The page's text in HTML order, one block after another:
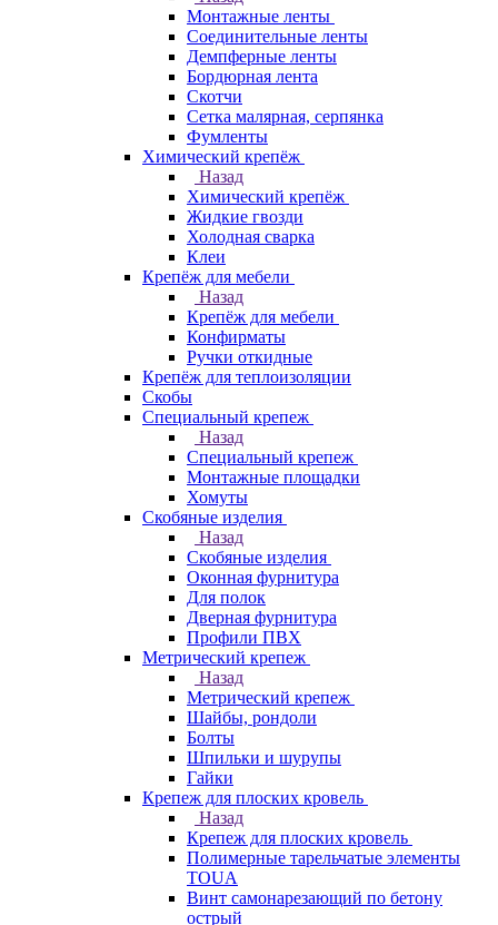
Монтажные ленты
Соединительные ленты
Демпферные ленты
Бордюрная лента
Скотчи
Сетка малярная, серпянка
Фумленты
Химический крепёж
Назад
Химический крепёж
Жидкие гвозди
Холодная сварка
Клеи
Крепёж для мебели
Назад
Крепёж для мебели
Конфирматы
Ручки откидные
Крепёж для теплоизоляции
Скобы
Специальный крепеж
Назад
Специальный крепеж
Монтажные площадки
Хомуты
Скобяные изделия
Назад
Скобяные изделия
Оконная фурнитура
Для полок
Дверная фурнитура
Профили ПВХ
Метрический крепеж
Назад
Метрический крепеж
Шайбы, рондоли
Болты
Шпильки и шурупы
Гайки
Крепеж для плоских кровель
Назад
Крепеж для плоских кровель
Полимерные тарельчатые элементы
TOUA
Винт самонарезающий по бетону
острый